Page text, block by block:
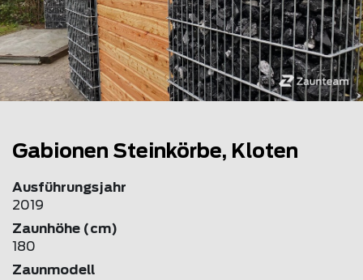
Gabionen Steinkörbe, Kloten
Ausführungsjahr
2019
Zaunhöhe (cm)
180
Zaunmodell